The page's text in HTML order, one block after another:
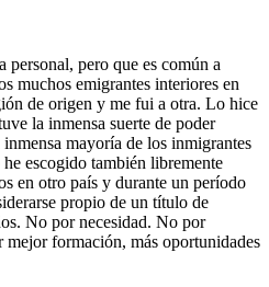
pero que es común a
muchos emigrantes interiores en
de origen y me fui a otra. Lo hice
la inmensa suerte de poder
mayoría de los inmigrantes
escogido también libremente
en otro país y durante un período
propio de un título de
No por necesidad. No por
formación, más oportunidades